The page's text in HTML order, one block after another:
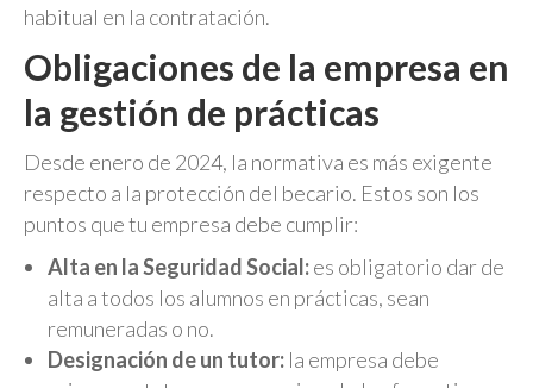
habitual en la contratación.
Obligaciones de la empresa en
la gestión de prácticas
Desde enero de 2024, la normativa es más exigente
respecto a la protección del becario. Estos son los
puntos que tu empresa debe cumplir:
Alta en la Seguridad Social:es obligatorio dar de
alta a todos los alumnos en prácticas, sean
remuneradas o no.
Designación de un tutor: la empresa debe